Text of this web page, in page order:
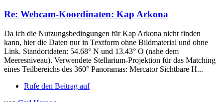
Re: Webcam-Koordinaten: Kap Arkona
Da ich die Nutzungsbedingungen für Kap Arkona nicht finden
kann, hier die Daten nur in Textform ohne Bildmaterial und ohne
Link. Standortdaten: 54.68° N und 13.43° O (nahe dem
Meeresniveau). Verwendete Stellarium-Projektion für das Matching
eines Teilbereichs des 360° Panoramas: Mercator Sichtbare H...
Rufe den Beitrag auf